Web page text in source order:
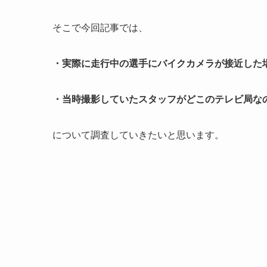
そこで今回記事では、
・実際に走行中の選手にバイクカメラが接近した
・当時撮影していたスタッフがどこのテレビ局な
について調査していきたいと思います。